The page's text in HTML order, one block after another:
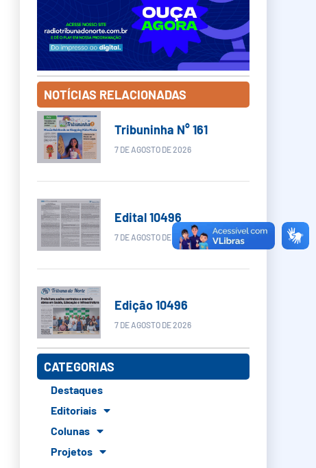
NOTÍCIAS RELACIONADAS
Tribuninha N° 161
7 DE AGOSTO DE 2026
Edital 10496
7 DE AGOSTO DE 2026
Edição 10496
7 DE AGOSTO DE 2026
CATEGORIAS
Destaques
Editoriais
Colunas
Projetos